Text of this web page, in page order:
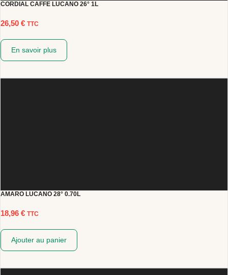
CORDIAL CAFFE LUCANO 26° 1L
26,50 € TTC
En savoir plus
AMARO LUCANO 28° 0.70L
18,96 € TTC
Ajouter au panier